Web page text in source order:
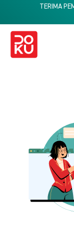
TERIMA